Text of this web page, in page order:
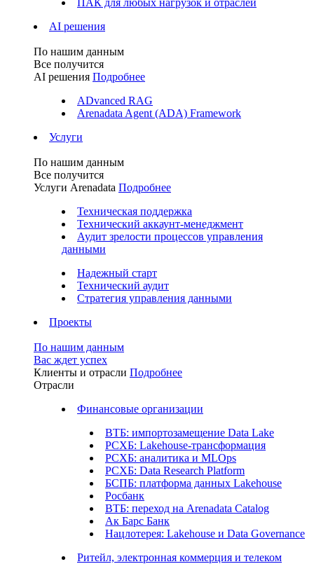
ПАК для любых нагрузок и отраслей
AI решения
По нашим данным
Все получится
AI решения Подробнее
ADvanced RAG
Arenadata Agent (ADA) Framework
Услуги
По нашим данным
Все получится
Услуги Arenadata Подробнее
Техническая поддержка
Технический аккаунт-менеджмент
Аудит зрелости процессов управления
данными
Надежный старт
Технический аудит
Стратегия управления данными
Проекты
По нашим данным
Вас ждет успех
Клиенты и отрасли Подробнее
Отрасли
Финансовые организации
ВТБ: импортозамещение Data Lake
РСХБ: Lakehouse-трансформация
РСХБ: аналитика и MLOps
РСХБ: Data Research Platform
БСПБ: платформа данных Lakehouse
Росбанк
ВТБ: переход на Arenadata Catalog
Ак Барс Банк
Нацлотерея: Lakehouse и Data Governance
Ритейл, электронная коммерция и телеком